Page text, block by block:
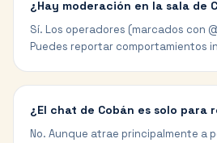
¿Hay moderación en la sala de
Sí. Los operadores (marcados con
Puedes reportar comportamientos
¿El chat de Cobán es solo para
No. Aunque atrae principalmente a